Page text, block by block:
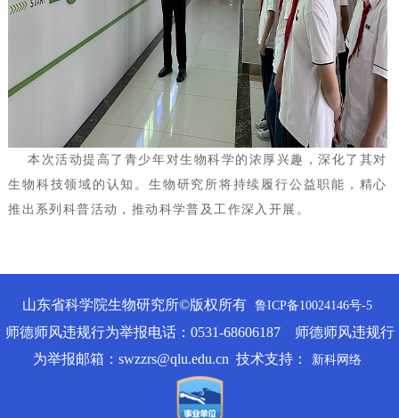
本次活动提高了青少年对生物科学的浓厚兴趣，深化了其对
生物科技领域的认知。生物研究所将持续履行公益职能，精心
推出系列科普活动，推动科学普及工作深入开展。
山东省科学院生物研究所©版权所有 鲁ICP备10024146号-5
师德师风违规行为举报电话：0531-68606187 师德师风违规行
为举报邮箱：swzzrs@qlu.edu.cn 技术支持：
新科网络